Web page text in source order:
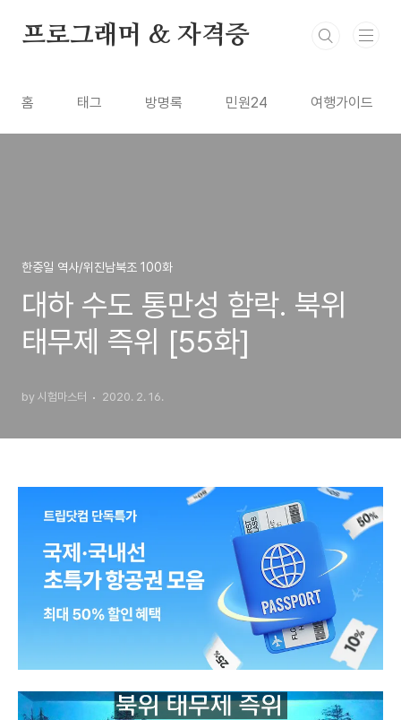
프로그래머 & 자격증
홈 태그 방명록 민원24 여행가이드
한중일 역사/위진남북조 100화
대하 수도 통만성 함락. 북위
태무제 즉위 [55화]
by 시험마스터 2020. 2. 16.